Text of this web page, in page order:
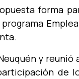
forma
y reunió
de